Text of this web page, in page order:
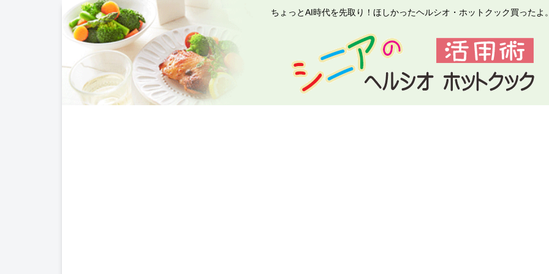
ちょっとAI時代を先取り！ほしかったヘルシオ・ホットクック買ったよ